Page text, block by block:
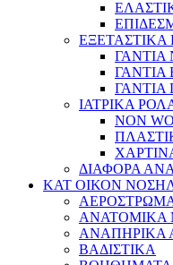
ΕΞΕΤΑΣΤΙΚΑ
ΓΑΝΤΙΑ
ΓΑΝΤΙΑ
ΓΑΝΤΙΑ
ΙΑΤΡΙΚΑ
NON
ΔΙΑΦΟΡΑ
ΚΑΤ ΟΙΚΟΝ
ΑΝΑΤΟΜΙΚΑ
ΑΝΑΠΗΡΙΚΑ
ΒΑΔΙΣΤΙΚΑ